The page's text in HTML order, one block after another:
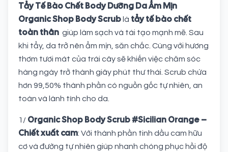
Tẩy Tế Bào Chết Body Dưỡng Da Ẩm Mịn
Organic Shop Body Scrub là tẩy tế bào chết
toàn thân giúp làm sạch và tái tạo mạnh mẽ. Sau
khi tẩy, da trở nên ẩm mịn, săn chắc. Cùng với hương
thơm tươi mát của trái cây sẽ khiến việc chăm sóc
hàng ngày trở thành giây phút thư thái. Scrub chứa
hơn 99,50% thành phần có nguồn gốc tự nhiên, an
toàn và lành tính cho da.
1/ Organic Shop Body Scrub #Sicilian Orange –
Chiết xuất cam: Với thành phần tinh dầu cam hữu
cơ và đường tự nhiên giúp nhanh chóng phục hồi độ